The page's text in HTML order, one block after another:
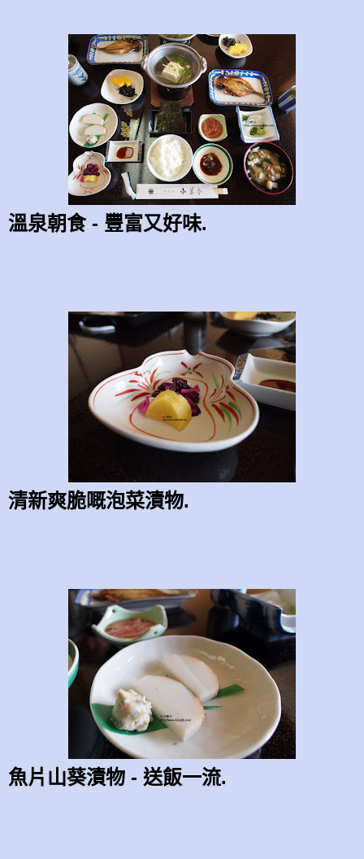
溫泉朝食 - 豐富又好味.
清新爽脆嘅泡菜漬物.
魚片山葵漬物 - 送飯一流.